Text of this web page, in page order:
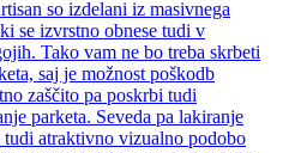
so izdelani iz masivnega
se izvrstno obnese tudi v
Tako vam ne bo treba skrbeti
saj je možnost poškodb
zaščito pa poskrbi tudi
parketa. Seveda pa lakiranje
tudi atraktivno vizualno podobo